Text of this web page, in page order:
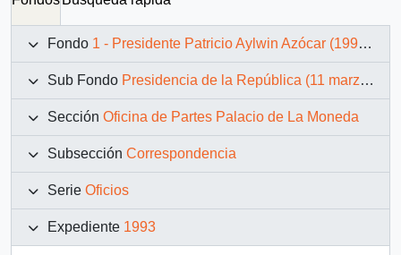
Fondo 1 - Presidente Patricio Aylwin Azócar (1990-1994)
Sub Fondo Presidencia de la República (11 marzo 1990 – 11 marzo 1994)
Sección Oficina de Partes Palacio de La Moneda
Subsección Correspondencia
Serie Oficios
Expediente 1993